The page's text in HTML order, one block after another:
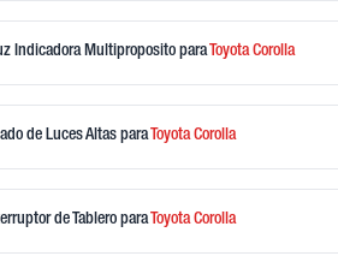
Indicadora Multiproposito para ToyotaCorolla
de Luces Altas para ToyotaCorolla
de Tablero para ToyotaCorolla